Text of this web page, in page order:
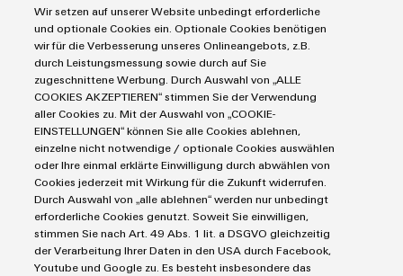
Weidmüller
Configurator
Leiterplattensteckverbinder und Leiterplattenklemmen
Markierungssysteme
Reihenklemmen
Stromversorgungen
Industrial IoT
Industrial Security
Single Pair Ethernet
Smart Metering
SNAP IN Anschlusstechnologie
Workplace Solutions
Service
Connectivity Consulting
eShop / Digitale Bestellmöglichkeiten
Engineering-Daten
PCB Connector Services
Support Center
Technische Produktkataloge
Weidmüller Configurator
Industrien
Datencenter
Gerätehersteller
Maschinenbau
Photovoltaik
Wasserstoff
Weidmüller Industry Match
Windenergie
Impressum
Einkaufs- /Lieferanteninformationen
Datenschutzerklärung
Cookie Richtlinie
Cookie Einstellungen
Wir setzen auf unserer Website unbedingt erforderliche
und optionale Cookies ein. Optionale Cookies benötigen
wir für die Verbesserung unseres Onlineangebots, z.B.
durch Leistungsmessung sowie durch auf Sie
zugeschnittene Werbung. Durch Auswahl von „ALLE
COOKIES AKZEPTIEREN“ stimmen Sie der Verwendung
aller Cookies zu. Mit der Auswahl von „COOKIE-
EINSTELLUNGEN“ können Sie alle Cookies ablehnen,
einzelne nicht notwendige / optionale Cookies auswählen
oder Ihre einmal erklärte Einwilligung durch abwählen von
Cookies jederzeit mit Wirkung für die Zukunft widerrufen.
Durch Auswahl von „alle ablehnen“ werden nur unbedingt
erforderliche Cookies genutzt. Soweit Sie einwilligen,
stimmen Sie nach Art. 49 Abs. 1 lit. a DSGVO gleichzeitig
der Verarbeitung Ihrer Daten in den USA durch Facebook,
Youtube und Google zu. Es besteht insbesondere das